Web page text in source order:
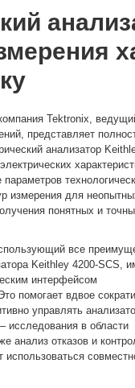
Tektronix,
представляет
анализатор
измерения для
понятных и
все
Keithley 4200-SCS,
интерфейсом
помогает вдвое
управлять
исследования в области
анализ отказов и
использоваться